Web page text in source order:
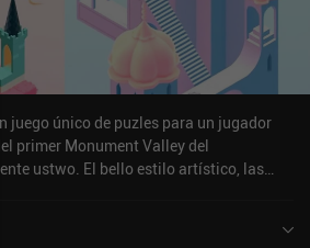
juego único de puzles para un jugador
primer Monument Valley del
estilo artístico, las
Valley 2 está más centrado en